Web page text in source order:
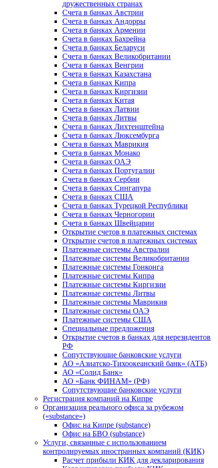
дружественных странах
Счета в банках Австрии
Счета в банках Андорры
Счета в банках Армении
Счета в банках Бахрейна
Счета в банках Беларуси
Счета в банках Великобритании
Счета в банках Венгрии
Счета в банках Казахстана
Счета в банках Кипра
Счета в банках Киргизии
Счета в банках Китая
Счета в банках Латвии
Счета в банках Литвы
Счета в банках Лихтенштейна
Счета в банках Люксембурга
Счета в банках Маврикия
Счета в банках Монако
Счета в банках ОАЭ
Счета в банках Португалии
Счета в банках Сербии
Счета в банках Сингапура
Счета в банках США
Счета в банках Турецкой Республики
Счета в банках Черногории
Счета в банках Швейцарии
Открытие счетов в платежных системах
Открытие счетов в платежных системах
Платежные системы Австралии
Платежные системы Великобритании
Платежные системы Гонконга
Платежные системы Кипра
Платежные системы Киргизии
Платежные системы Литвы
Платежные системы Маврикия
Платежные системы ОАЭ
Платежные системы США
Специальные предложения
Открытие счетов в банках для нерезидентов
РФ
Сопутствующие банковские услуги
АО «Азиатско-Тихоокеанский банк» (АТБ)
АО «Солид Банк»
АО «Банк ФИНАМ» (РФ)
Сопутствующие банковские услуги
Регистрация компаний на Кипре
Организация реального офиса за рубежом
(«substance»)
Офис на Кипре (substance)
Офис на БВО (substance)
Услуги, связанные с использованием
контролируемых иностранных компаний (КИК)
Расчет прибыли КИК для декларирования